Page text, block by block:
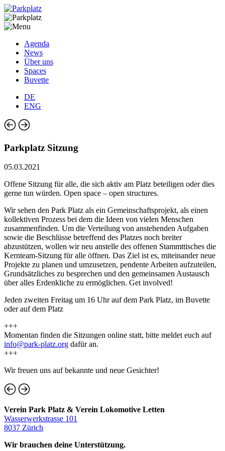
Agenda
News
Über uns
Spaces
Buvette
DE
ENG
Parkplatz Sitzung
05.03.2021
Offene Sitzung für alle, die sich aktiv am Platz beteiligen oder dies
gerne tun würden. Open space – open structures.
Wir sehen den Park Platz als ein Gemeinschaftsprojekt, als einen
kollektiven Prozess bei dem die Ideen von vielen Menschen
zusammenfinden. Um die Verteilung von anstehenden Aufgaben
sowie die Beschlüsse betreffend des Platzes noch breiter
abzustützen, wollen wir neu anstelle des offenen Stammttisches die
Kernteam-Sitzung für alle öffnen. Das Ziel ist es, miteinander neue
Projekte zu planen und umzusetzen, pendente Arbeiten aufzuteilen,
Grundsätzliches zu besprechen und den gemeinsamen Austausch
über alles Erdenkliche zu ermöglichen. Get involved!
Jeden zweiten Freitag um 16 Uhr auf dem Park Platz, im Buvette
oder auf dem Platz
+++
Momentan finden die Sitzungen online statt, bitte meldet euch auf
info@park-platz.org dafür an.
+++
Wir freuen uns auf bekannte und neue Gesichter!
Verein Park Platz & Verein Lokomotive Letten
Wasserwerkstrasse 101
8037 Zürich
Wir brauchen deine Unterstützung.